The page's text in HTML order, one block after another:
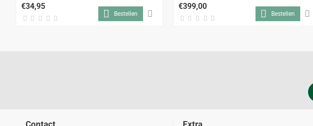
€34,95
Bestellen
€399,00
Bestellen
Contact Extra